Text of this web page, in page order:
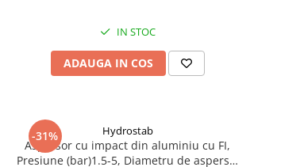
IN STOC
ADAUGA IN COS
-31% Hydrostab
Aspersor cu impact din aluminiu cu FI,
Presiune (bar)1.5-5, Diametru de aspersie